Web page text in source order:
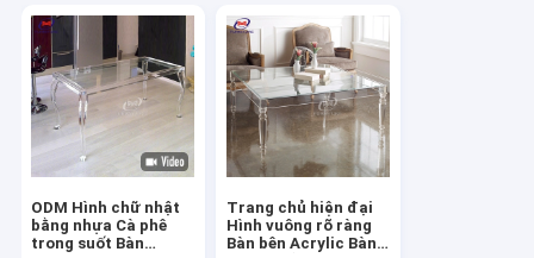
ODM Hình chữ nhật
bằng nhựa Cà phê
trong suốt Bàn
Trang chủ hiện đại
Hình vuông rõ ràng
Bàn bên Acrylic Bàn